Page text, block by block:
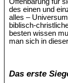
Offenbarung für
des einen und
alles –
biblisch-
besten wissen
man sich in
Das erste